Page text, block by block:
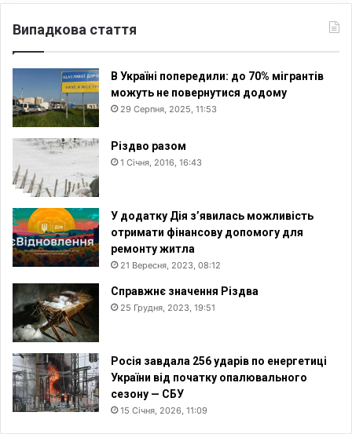
Випадкова стаття
В Україні попередили: до 70% мігрантів
можуть не повернутися додому
29 Серпня, 2025, 11:53
Різдво разом
1 Січня, 2016, 16:43
У додатку Дія з’явилась можливість
отримати фінансову допомогу для
ремонту житла
21 Вересня, 2023, 08:12
Справжнє значення Різдва
25 Грудня, 2023, 19:51
Росія завдала 256 ударів по енергетиці
України від початку опалювального
сезону — СБУ
15 Січня, 2026, 11:09